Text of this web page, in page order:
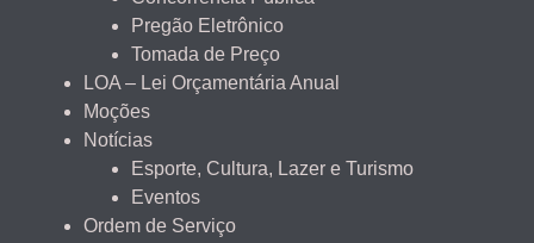
Pregão Eletrônico
Tomada de Preço
LOA – Lei Orçamentária Anual
Moções
Notícias
Esporte, Cultura, Lazer e Turismo
Eventos
Ordem de Serviço